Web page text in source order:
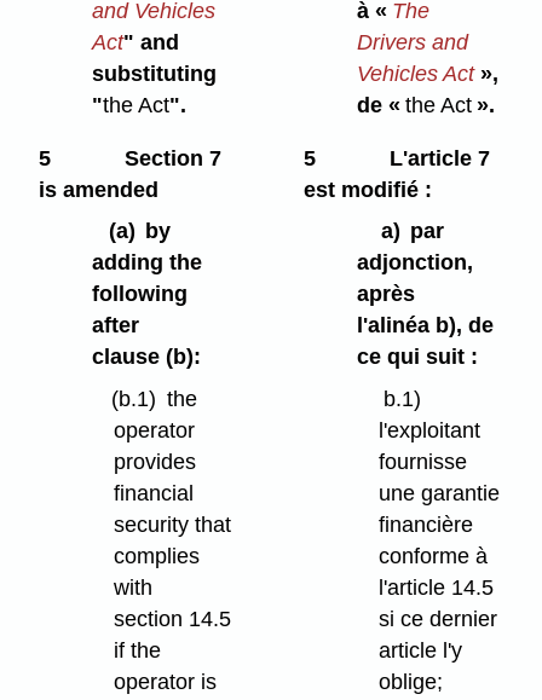
and Vehicles
Act" and
substituting
"the Act".
à « The
Drivers and
Vehicles Act»,
de «the Act ».
5
Section 7
is amended
(a) by
adding the
following
after
clause (b):
(b.1) the
operator
provides
financial
security that
complies
with
section 14.5
if the
operator is
5
L'article 7
est modifié :
a) par
adjonction,
après
l'alinéa b), de
ce qui suit :
b.1)
l'exploitant
fournisse
une garantie
financière
conforme à
l'article 14.5
si ce dernier
article l'y
oblige;